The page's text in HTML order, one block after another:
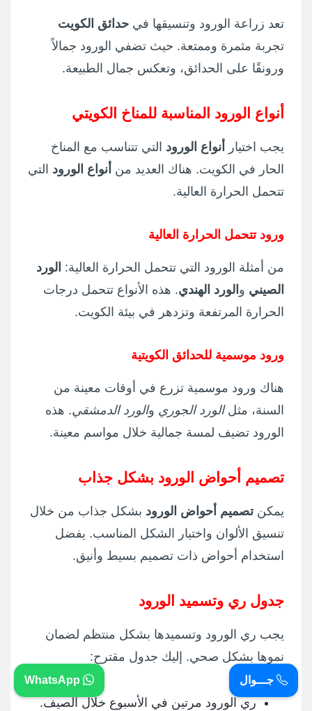
تعد زراعة الورود وتنسيقها في حدائق الكويت
تجربة مثمرة وممتعة. حيث تضفي الورود جمالاً
ورونقًا على الحدائق، وتعكس جمال الطبيعة.
أنواع الورود المناسبة للمناخ الكويتي
يجب اختيار أنواع الورود التي تتناسب مع المناخ
الحار في الكويت. هناك العديد من أنواع الورود التي
تتحمل الحرارة العالية.
ورود تتحمل الحرارة العالية
من أمثلة الورود التي تتحمل الحرارة العالية: الورد
الصيني و الورد الهندي. هذه الأنواع تتحمل درجات
الحرارة المرتفعة وتزدهر في بيئة الكويت.
ورود موسمية للحدائق الكويتية
هناك ورود موسمية تزرع في أوقات معينة من
السنة، مثلالورد الجوري والورد الدمشقي. هذه
الورود تضيف لمسة جمالية خلال مواسم معينة.
تصميم أحواض الورود بشكل جذاب
يمكنتصميم أحواض الورود بشكل جذاب من خلال
تنسيق الألوان واختيار الشكل المناسب. يفضل
استخدام أحواض ذات تصميم بسيط وأنيق.
جدول ري وتسميد الورود
يجب ري الورود وتسميدها بشكل منتظم لضمان
نموها بشكل صحي. إليك جدول مقترح:
ري الورود مرتين في الأسبوع خلال الصيف.
جـــوال